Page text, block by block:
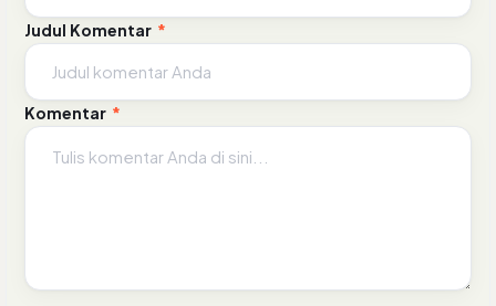
Judul Komentar *
Komentar *